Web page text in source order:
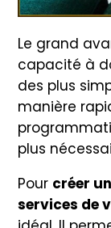
Le grand
capacité à
des plus
manière
plus
Pour créer
services de